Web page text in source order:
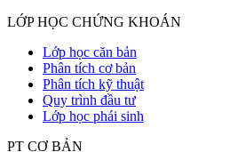
LỚP HỌC CHỨNG KHOÁN
Lớp học căn bản
Phân tích cơ bản
Phân tích kỹ thuật
Quy trình đầu tư
Lớp học phái sinh
PT CƠ BẢN